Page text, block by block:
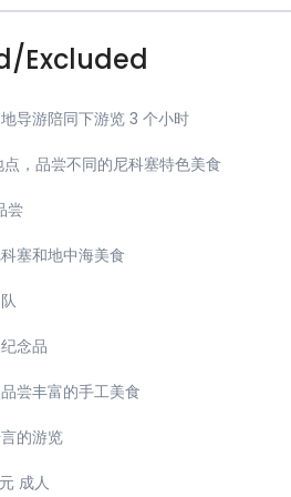
Excluded
导游陪同下游览 3 个小时
，品尝不同的尼科塞特色美食
尝
塞和地中海美食
念品
尝丰富的手工美食
的游览
成人